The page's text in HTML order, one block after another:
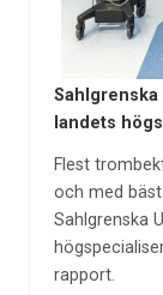
landets
Flest
och med
Sahlgrenska
rapport.